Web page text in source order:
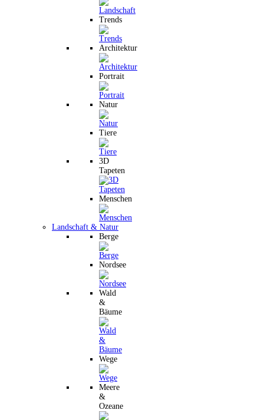
Trends
Architektur
Portrait
Natur
Tiere
3D
Tapeten
Menschen
Landschaft & Natur
Berge
Nordsee
Wald
&
Bäume
Wege
Meere
&
Ozeane